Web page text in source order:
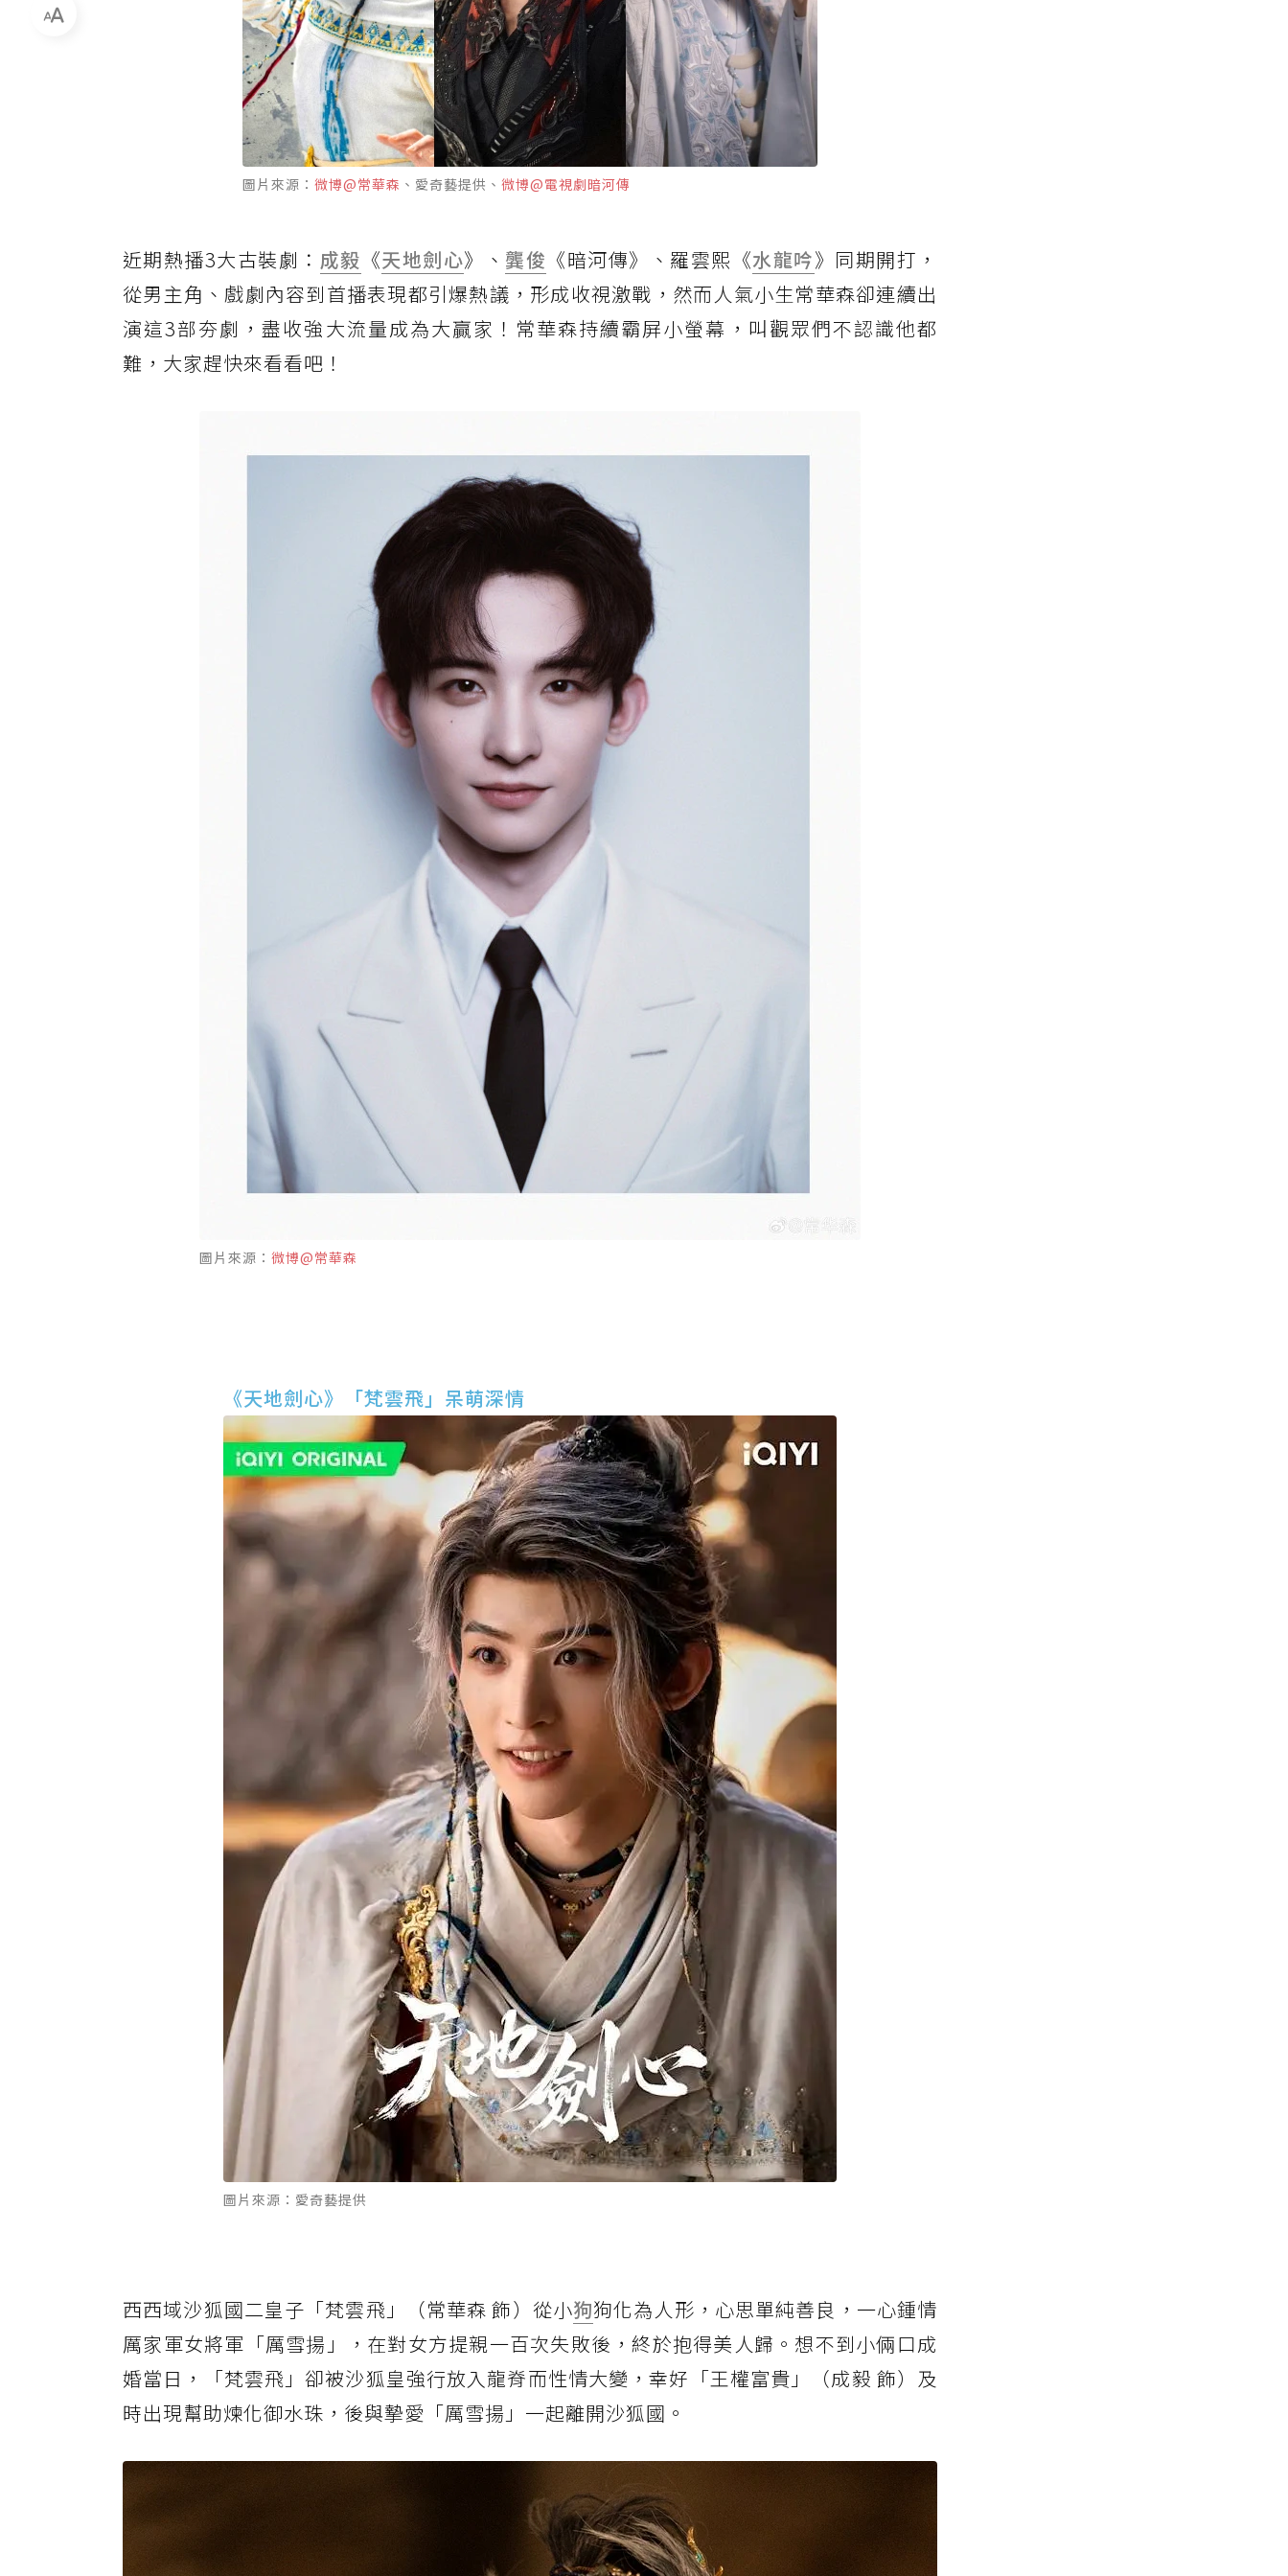
圖片來源： 微博@常華森 、愛奇藝提供、 微博@電視劇暗河傳
近期熱播3大古裝劇： 成毅 《天地劍心》、 龔俊 《暗河傳》、羅雲熙《水龍吟》同期開打，
從男主角、戲劇內容到首播表現都引爆熱議，形成收視激戰，然而人氣小生常華森卻連續出
演這3部夯劇，盡收強大流量成為大贏家！常華森持續霸屏小螢幕，叫觀眾們不認識他都
難，大家趕快來看看吧！
圖片來源： 微博@常華森
《天地劍心》「梵雲飛」呆萌深情
圖片來源：愛奇藝提供
西西域沙狐國二皇子「梵雲飛」（常華森 飾）從小狗狗化為人形，心思單純善良，一心鍾情
厲家軍女將軍「厲雪揚」，在對女方提親一百次失敗後，終於抱得美人歸。想不到小倆口成
婚當日，「梵雲飛」卻被沙狐皇強行放入龍脊而性情大變，幸好「王權富貴」（成毅 飾）及
時出現幫助煉化御水珠，後與摯愛「厲雪揚」一起離開沙狐國。